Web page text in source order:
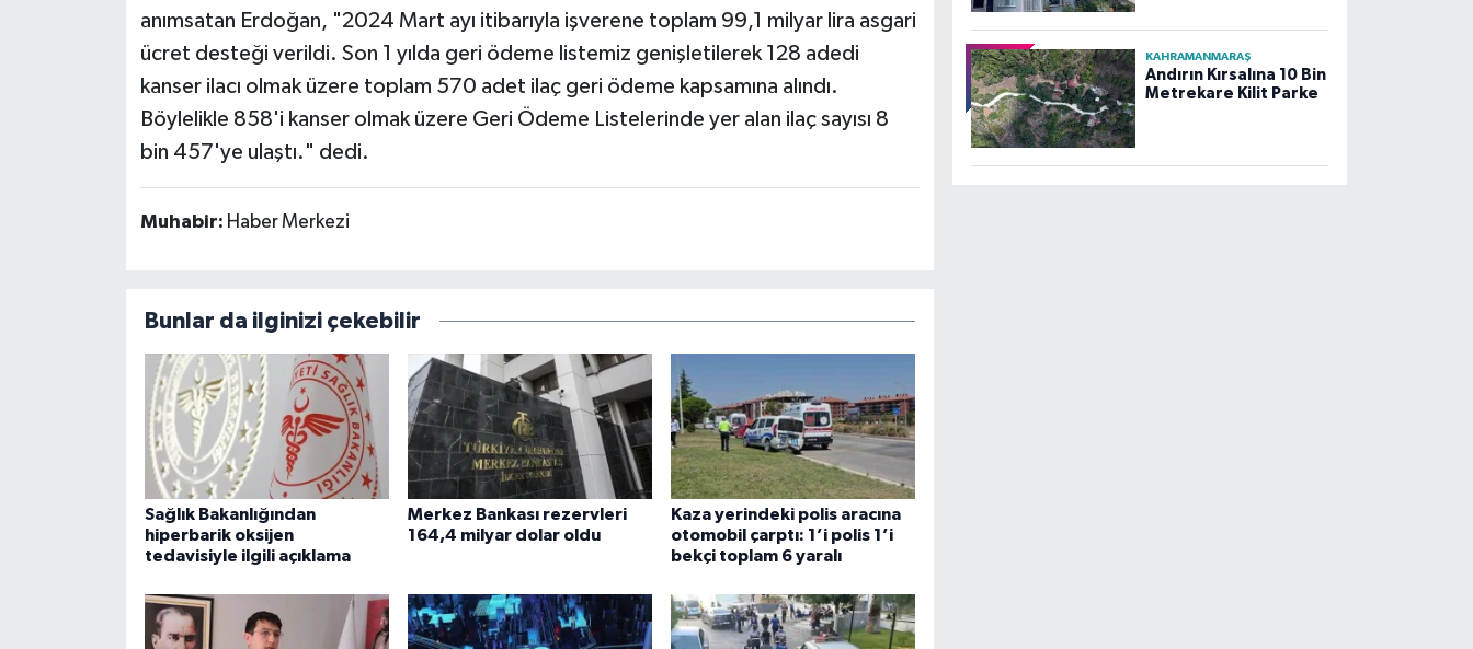
anımsatan Erdoğan, "2024 Mart ayı itibarıyla işverene toplam 99,1 milyar lira asgari
ücret desteği verildi. Son 1 yılda geri ödeme listemiz genişletilerek 128 adedi
kanser ilacı olmak üzere toplam 570 adet ilaç geri ödeme kapsamına alındı.
Böylelikle 858'i kanser olmak üzere Geri Ödeme Listelerinde yer alan ilaç sayısı 8
bin 457'ye ulaştı." dedi.
Muhabir: Haber Merkezi
Bunlar da ilginizi çekebilir
Sağlık Bakanlığından
hiperbarik oksijen
tedavisiyle ilgili açıklama
Merkez Bankası rezervleri
164,4 milyar dolar oldu
Kaza yerindeki polis aracına
otomobil çarptı: 1’i polis 1’i
bekçi toplam 6 yaralı
KAHRAMANMARAŞ
Andırın Kırsalına 10 Bin
Metrekare Kilit Parke